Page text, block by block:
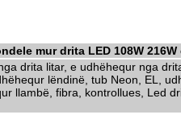
mur drita LED 108W
drita litar, e udhëhequr nga
lëndinë, tub Neon, EL,
llambë, fibra, kontrollues, Led